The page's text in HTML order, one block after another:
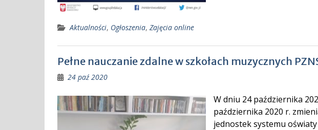
Aktualności, Ogłoszenia, Zajęcia online
Pełne nauczanie zdalne w szkołach muzycznych
24 paź 2020
W dniu 24 października
października 2020 r.
jednostek systemu